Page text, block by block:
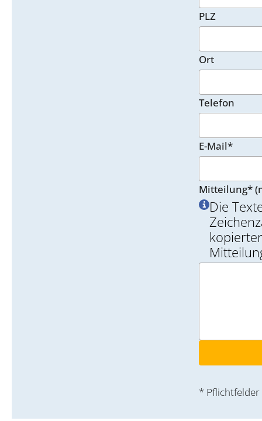
PLZ
Ort
Telefon
E-Mail*
Die
Mitteilung*
* Pflichtfelder